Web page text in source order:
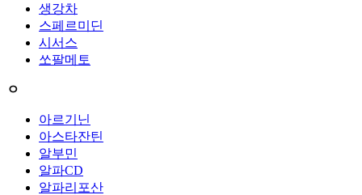
생강차
스페르미딘
시서스
쏘팔메토
ㅇ
아르기닌
아스타잔틴
알부민
알파CD
알파리포산